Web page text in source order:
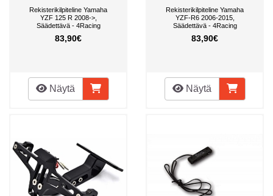
Rekisterikilpiteline Yamaha
YZF 125 R 2008->,
Säädettävä - 4Racing
83,90€
Näytä
Rekisterikilpiteline Yamaha
YZF-R6 2006-2015,
Säädettävä - 4Racing
83,90€
Näytä